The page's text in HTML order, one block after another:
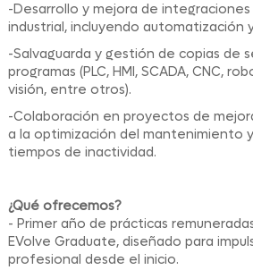
-Desarrollo y mejora de
industrial, incluyendo automatización
-Salvaguarda y gestión de copias de
programas (PLC, HMI, SCADA, CNC,
visión, entre otros).
-Colaboración en proyectos de
a la optimización del mantenimiento
tiempos de inactividad.
¿Qué ofrecemos?
- Primer año de prácticas
EVolve Graduate, diseñado para
profesional desde el inicio.